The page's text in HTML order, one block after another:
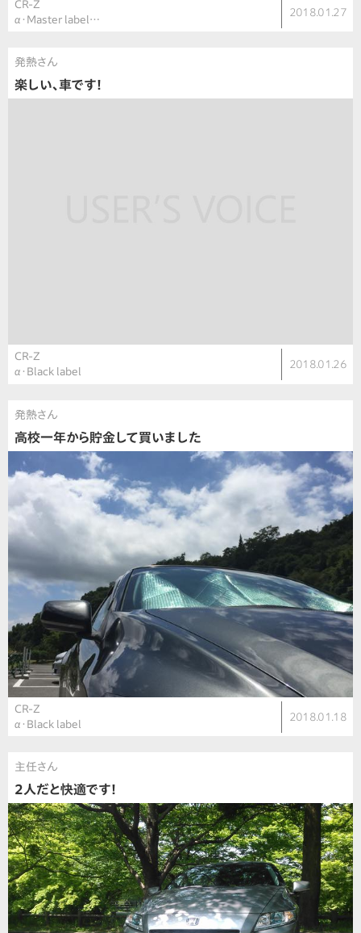
CR-Z
α・Master label…
2018.01.27
発熱さん
楽しい、車です！
CR-Z
α・Black label
2018.01.26
発熱さん
高校一年から貯金して買いました
CR-Z
α・Black label
2018.01.18
主任さん
2人だと快適です！